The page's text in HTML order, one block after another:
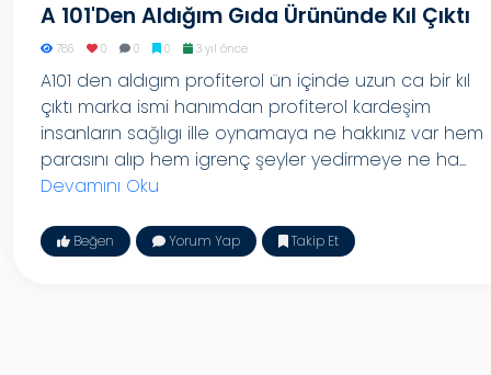
A 101'den Aldığım Gıda Ürününde Kıl Çıktı
786 0 0 0 3 yıl önce
A101 den aldıgım profiterol ün içinde uzun ca bir kıl
çıktı marka ismi hanımdan profiterol kardeşim
insanların sağlıgı ille oynamaya ne hakkınız var hem
parasını alıp hem igrenç şeyler yedirmeye ne ha...
Devamını Oku
Beğen Yorum Yap Takip Et